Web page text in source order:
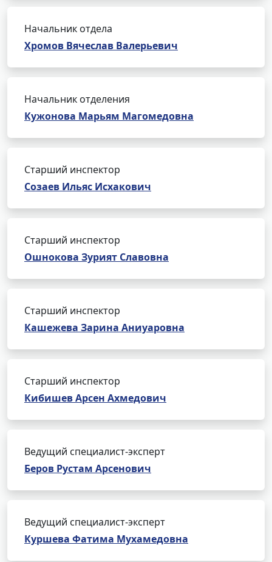
Начальник отдела
Хромов Вячеслав Валерьевич
Начальник отделения
Кужонова Марьям Магомедовна
Старший инспектор
Созаев Ильяс Исхакович
Старший инспектор
Ошнокова Зурият Славовна
Старший инспектор
Кашежева Зарина Аниуаровна
Старший инспектор
Кибишев Арсен Ахмедович
Ведущий специалист-эксперт
Беров Рустам Арсенович
Ведущий специалист-эксперт
Куршева Фатима Мухамедовна